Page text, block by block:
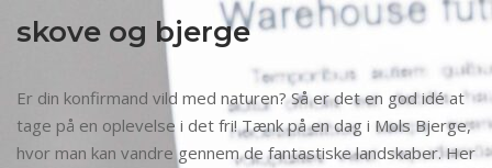
skove og bjerge
Er din konfirmand vild med naturen? Så er det en god idé at
tage på en oplevelse i det fri! Tænk på en dag i Mols Bjerge,
hvor man kan vandre gennem de fantastiske landskaber. Her